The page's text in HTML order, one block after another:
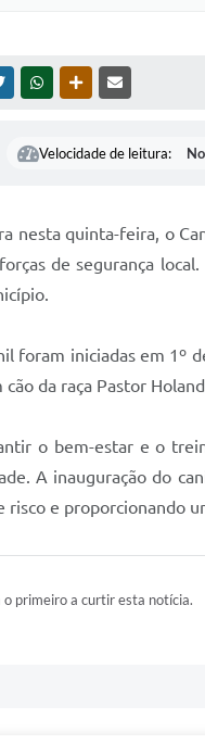
TWITTERWHATSAPPOUTRAS MÍDIAS
Velocidade de leitura:
nesta quinta-feira, o
de segurança
foram iniciadas em 1º
da raça Pastor
o bem-estar e o
A inauguração do
risco e proporcionando
o primeiro a curtir esta notícia.